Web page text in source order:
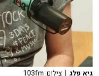
גיא פלג | צילום: 103fm